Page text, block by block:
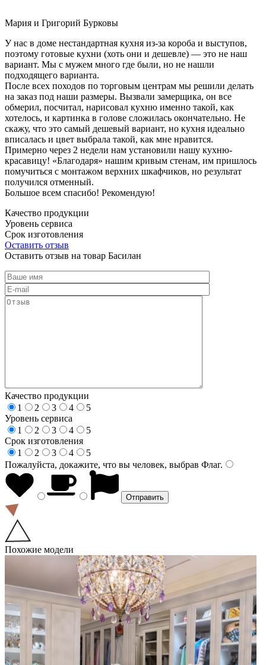
Мария и Григорий Бурковы
У нас в доме нестандартная кухня из-за короба и выступов,
поэтому готовые кухни (хоть они и дешевле) — это не наш
вариант. Мы с мужем много где были, но не нашли
подходящего варианта.
После всех походов по торговым центрам мы решили делать
на заказ под наши размеры. Вызвали замерщика, он все
обмерил, посчитал, нарисовал кухню именно такой, как
хотелось, и картинка в голове сложилась окончательно. Не
скажу, что это самый дешевый вариант, но кухня идеально
вписалась и цвет выбрала такой, как мне нравится.
Примерно через 2 недели нам установили нашу кухню-
красавицу! «Благодаря» нашим кривым стенам, им пришлось
помучиться с монтажом верхних шкафчиков, но результат
получился отменный.
Большое всем спасибо! Рекомендую!
Качество продукции
Уровень сервиса
Срок изготовления
Оставить отзыв
Оставить отзыв на товар Басилан
Качество продукции
1
2 3 4
5
Уровень сервиса
1
2 3 4
5
Срок изготовления
1
2 3 4
5
Пожалуйста, докажите, что вы человек, выбрав Флаг.
Похожие модели